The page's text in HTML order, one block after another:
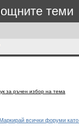
теми
за ръчен избор на тема
Маркирай всички форуми